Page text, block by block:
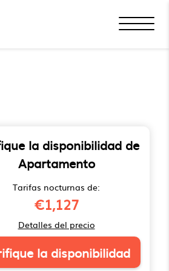
la disponibilidad de
Apartamento
Tarifas nocturnas de:
€1,127
Detalles del precio
la disponibilidad